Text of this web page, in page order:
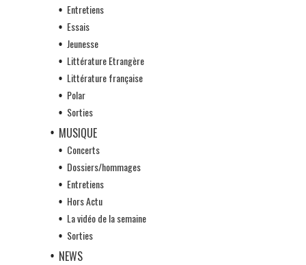
Entretiens
Essais
Jeunesse
Littérature Etrangère
Littérature française
Polar
Sorties
MUSIQUE
Concerts
Dossiers/hommages
Entretiens
Hors Actu
La vidéo de la semaine
Sorties
NEWS